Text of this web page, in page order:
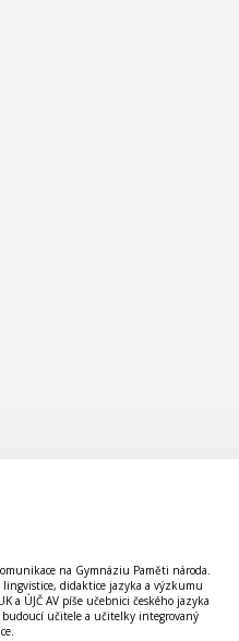
na Gymnáziu Paměti národa.
didaktice jazyka a výzkumu
a ÚJČ AV píše učebnici českého jazyka
učitele a učitelky integrovaný